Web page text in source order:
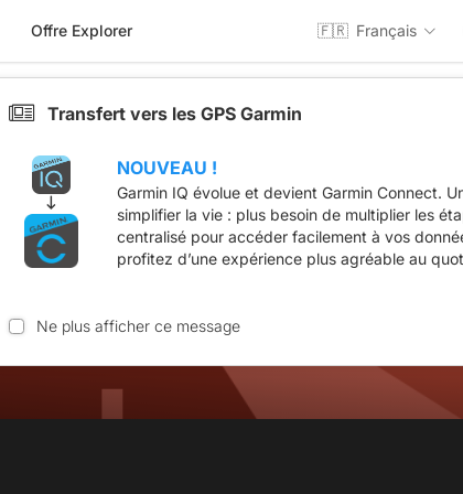
Offre Explorer 🇫🇷 Français
Transfert vers les GPS Garmin
NOUVEAU !
Garmin IQ évolue et devient Garmin Connect.
simplifier la vie : plus besoin de multiplier les
centralisé pour accéder facilement à vos
profitez d’une expérience plus agréable au
Ne plus afficher ce message